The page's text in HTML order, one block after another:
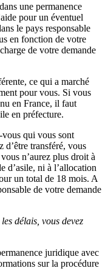
une permanence
pour un éventuel
le pays responsable
en fonction de votre
de votre demande
ce qui a marché
pour vous. Si vous
en France, il faut
en préfecture.
vous qui vous sont
d’être transféré, vous
n’aurez plus droit à
d’asile, ni à l’allocation
un total de 18 mois. A
de votre demande
délais, vous devez
juridique avec
sur la procédure